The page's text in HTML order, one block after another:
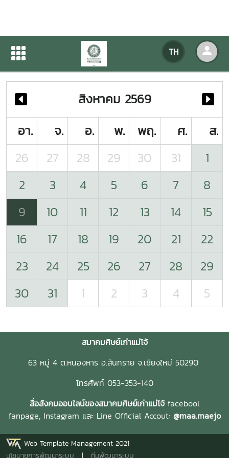
TH
ปฏิทินกิจกรรมของหน่วยงาน
ปฏิทินกิจกรรมของหน่วยงาน
สิงหาคม 2569
อา.
จ. อ. พ. พฤ. ศ.
ส.
26
27 28 29 30 31
1
2
3 4 5 6 7
8
9
10 11 12 13 14
15
16
17 18 19 20 21
22
23
24 25 26 27 28
29
30
31 1 2 3 4 5
สมาคมศิษย์เก่าแม่โจ้
63 หมู่ 4 ต.หนองหาร อ.สันทราย จ.เชียงใหม่ 50290
โทรศัพท์ 053-353-140
สื่อสังคมออนไลน์ของสมาคมศิษย์เก่าแม่โจ้ facebool
fanpage,Instagram และ Line Official Accout: @maa.maejo
Web Template Management 2021
นโยบายการพัฒนาระบบ | ทีมพัฒนาระบบ